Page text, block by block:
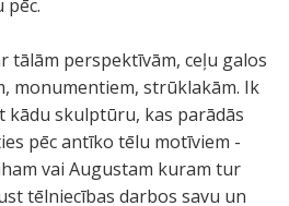
pēc.
tālām perspektīvām, ceļu galos
monumentiem, strūklakām. Ik
kādu skulptūru, kas parādās
pēc antīko tēlu motīviem -
vai Augustam kuram tur
tēlniecības darbos savu un